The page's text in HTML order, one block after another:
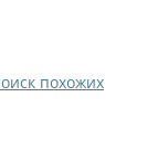
похожих